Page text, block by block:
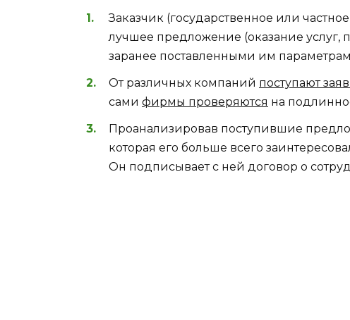
Заказчик (государственное или
лучшее предложение (оказание услуг,
заранее поставленными им
От различных компаний поступают
сами фирмы проверяются на
Проанализировав поступившие
которая его больше всего
Он подписывает с ней договор о